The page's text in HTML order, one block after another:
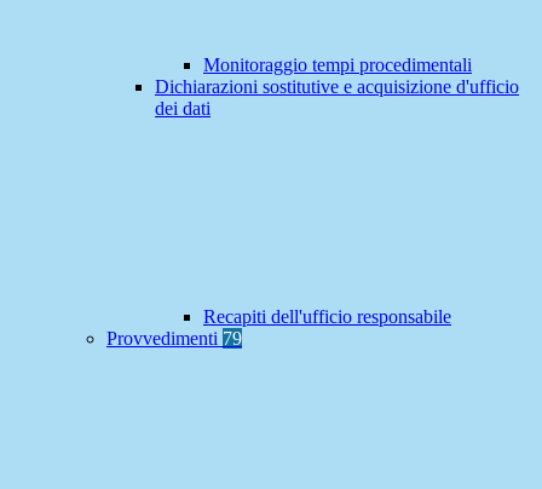
Monitoraggio tempi procedimentali
Dichiarazioni sostitutive e acquisizione d'ufficio
dei dati
Recapiti dell'ufficio responsabile
Provvedimenti 79